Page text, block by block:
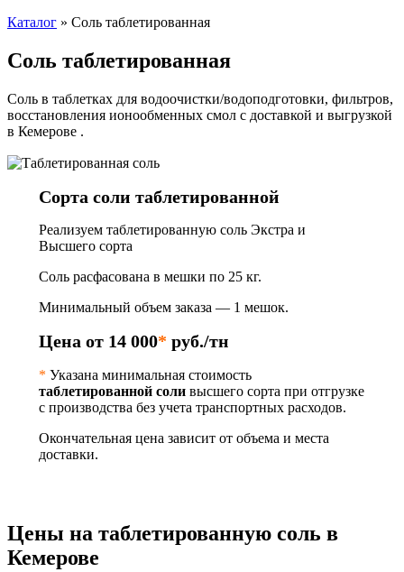
Каталог » Соль таблетированная
Соль таблетированная
Соль в таблетках для водоочистки/водоподготовки, фильтров,
восстановления ионообменных смол с доставкой и выгрузкой
в Кемерове .
Сорта соли таблетированной
Реализуем таблетированную соль Экстра и
Высшего сорта
Соль расфасована в мешки по 25 кг.
Минимальный объем заказа — 1 мешок.
Цена от 14 000* руб./тн
* Указана минимальная стоимость
таблетированной соли высшего сорта при отгрузке
с производства без учета транспортных расходов.
Окончательная цена зависит от объема и места
доставки.
Цены на таблетированную соль в
Кемерове